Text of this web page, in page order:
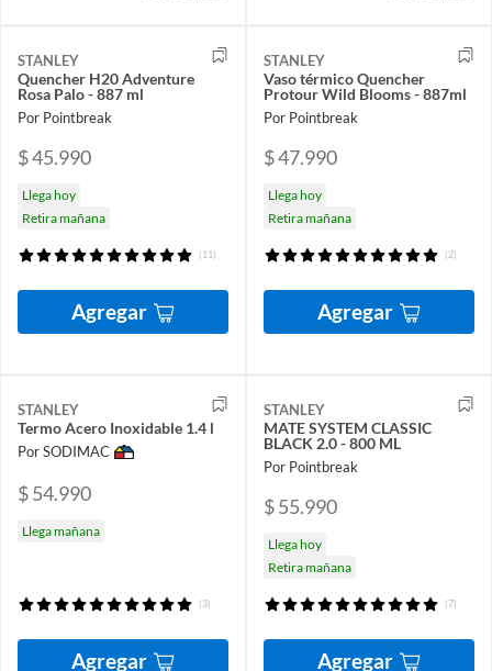
STANLEY
Quencher H20 Adventure
Rosa Palo - 887 ml
Por Pointbreak
$ 45.990
Llega hoy
Retira mañana
(11)
Agregar
STANLEY
Vaso térmico Quencher
Protour Wild Blooms - 887ml
Por Pointbreak
$ 47.990
Llega hoy
Retira mañana
(2)
Agregar
STANLEY
Termo Acero Inoxidable 1.4 l
Por SODIMAC
$ 54.990
Llega mañana
(3)
Agregar
STANLEY
MATE SYSTEM CLASSIC
BLACK 2.0 - 800 ML
Por Pointbreak
$ 55.990
Llega hoy
Retira mañana
(7)
Agregar